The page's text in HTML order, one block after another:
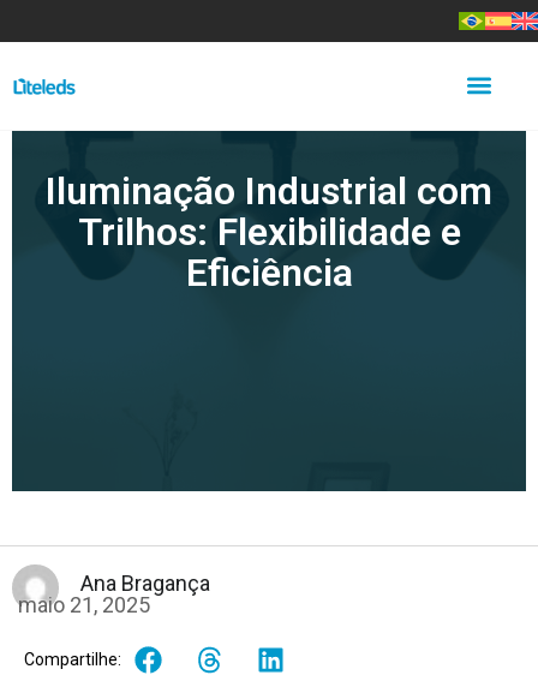
Iluminação Industrial com
Trilhos: Flexibilidade e
Eficiência
Ana Bragança
maio 21, 2025
Compartilhe: